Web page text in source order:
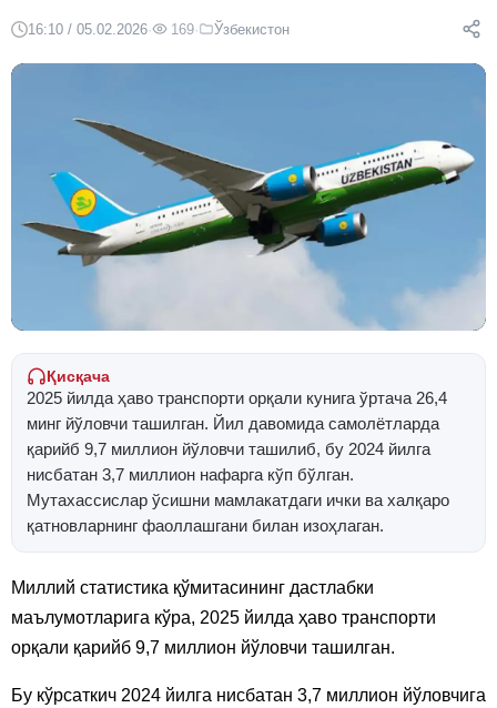
16:10 / 05.02.2026· 169· Ўзбекистон
Қисқача
2025 йилда ҳаво транспорти орқали кунига ўртача 26,4
минг йўловчи ташилган. Йил давомида самолётларда
қарийб 9,7 миллион йўловчи ташилиб, бу 2024 йилга
нисбатан 3,7 миллион нафарга кўп бўлган.
Мутахассислар ўсишни мамлакатдаги ички ва халқаро
қатновларнинг фаоллашгани билан изоҳлаган.
Миллий статистика қўмитасининг дастлабки
маълумотларига кўра, 2025 йилда ҳаво транспорти
орқали қарийб 9,7 миллион йўловчи ташилган.
Бу кўрсаткич 2024 йилга нисбатан 3,7 миллион йўловчига